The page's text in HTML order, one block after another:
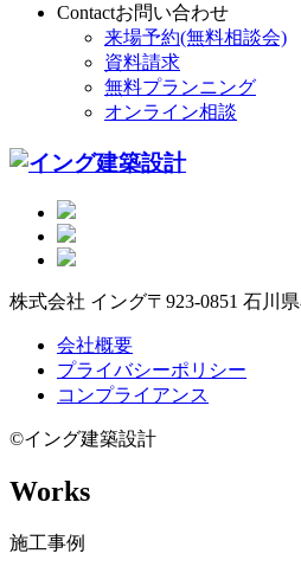
Contactお問い合わせ
来場予約(無料相談会)
資料請求
無料プランニング
オンライン相談
株式会社 イング〒923-0851 石川
会社概要
プライバシーポリシー
コンプライアンス
©イング建築設計
Works
施工事例